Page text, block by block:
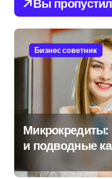
Вы
Бизнес советник
Микрокредиты:
и подводные